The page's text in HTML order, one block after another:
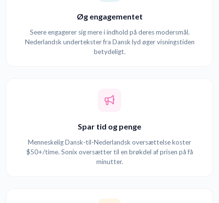
Øg engagementet
Seere engagerer sig mere i indhold på deres modersmål.
Nederlandsk undertekster fra Dansk lyd øger visningstiden
betydeligt.
Spar tid og penge
Menneskelig Dansk-til-Nederlandsk oversættelse koster
$50+/time. Sonix oversætter til en brøkdel af prisen på få
minutter.